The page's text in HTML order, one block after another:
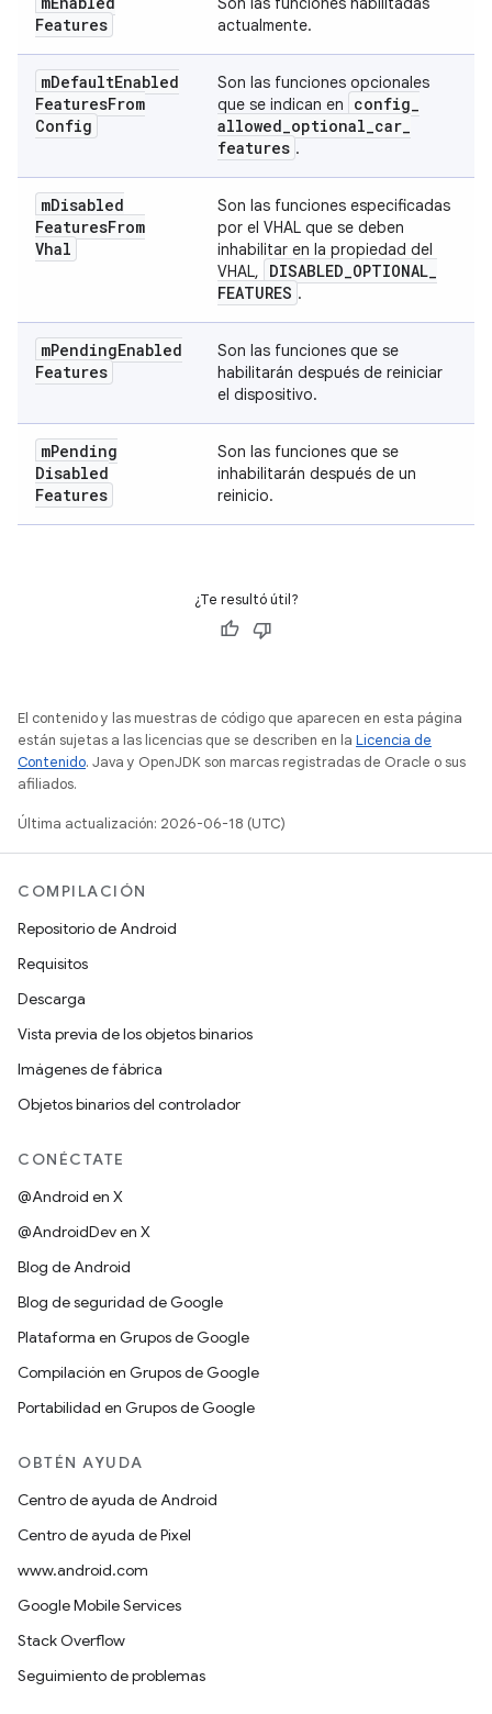
Features
actualmente.
mDefaultEnabled
FeaturesFrom
Config
Son las funciones opcionales
que se indican en
config_
allowed_optional_car_
features .
mDisabled
FeaturesFrom
Vhal
Son las funciones especificadas
por el VHAL que se deben
inhabilitar en la propiedad del
VHAL,
DISABLED_OPTIONAL_
FEATURES .
mPendingEnabled
Features
Son las funciones que se
habilitarán después de reiniciar
el dispositivo.
mPending
Disabled
Features
Son las funciones que se
inhabilitarán después de un
reinicio.
¿Te resultó útil?
El contenido y las muestras de código que aparecen en esta página
están sujetas a las licencias que se describen en la Licencia de
Contenido. Java y OpenJDK son marcas registradas de Oracle o sus
afiliados.
Última actualización: 2026-06-18 (UTC)
COMPILACIÓN
Repositorio de Android
Requisitos
Descarga
Vista previa de los objetos binarios
Imágenes de fábrica
Objetos binarios del controlador
CONÉCTATE
@Android en X
@AndroidDev en X
Blog de Android
Blog de seguridad de Google
Plataforma en Grupos de Google
Compilación en Grupos de Google
Portabilidad en Grupos de Google
OBTÉN AYUDA
Centro de ayuda de Android
Centro de ayuda de Pixel
www.android.com
Google Mobile Services
Stack Overflow
Seguimiento de problemas